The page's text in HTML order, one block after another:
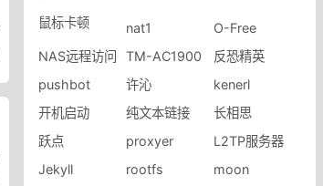
鼠标卡顿 nat1
O-Free
NAS远程访问
TM-AC1900
反恐精英
pushbot
许沁
kenerl
开机启动
纯文本链接
长相思
跃点
proxyer
L2TP服务器
Jekyll
rootfs moon